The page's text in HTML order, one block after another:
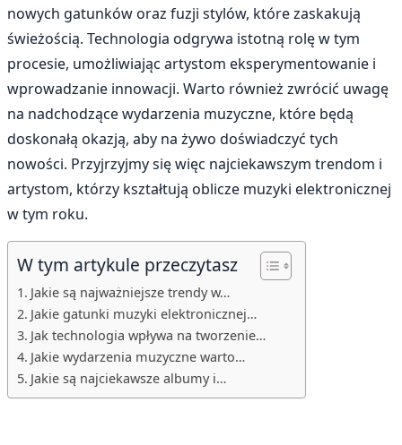
nowych gatunków oraz fuzji stylów, które zaskakują
świeżością. Technologia odgrywa istotną rolę w tym
procesie, umożliwiając artystom eksperymentowanie i
wprowadzanie innowacji. Warto również zwrócić uwagę
na nadchodzące wydarzenia muzyczne, które będą
doskonałą okazją, aby na żywo doświadczyć tych
nowości. Przyjrzyjmy się więc najciekawszym trendom i
artystom, którzy kształtują oblicze muzyki elektronicznej
w tym roku.
W tym artykule przeczytasz
Jakie są najważniejsze trendy w…
Jakie gatunki muzyki elektronicznej…
Jak technologia wpływa na tworzenie…
Jakie wydarzenia muzyczne warto…
Jakie są najciekawsze albumy i…